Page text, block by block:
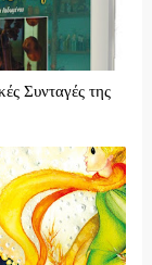
Συνταγές της